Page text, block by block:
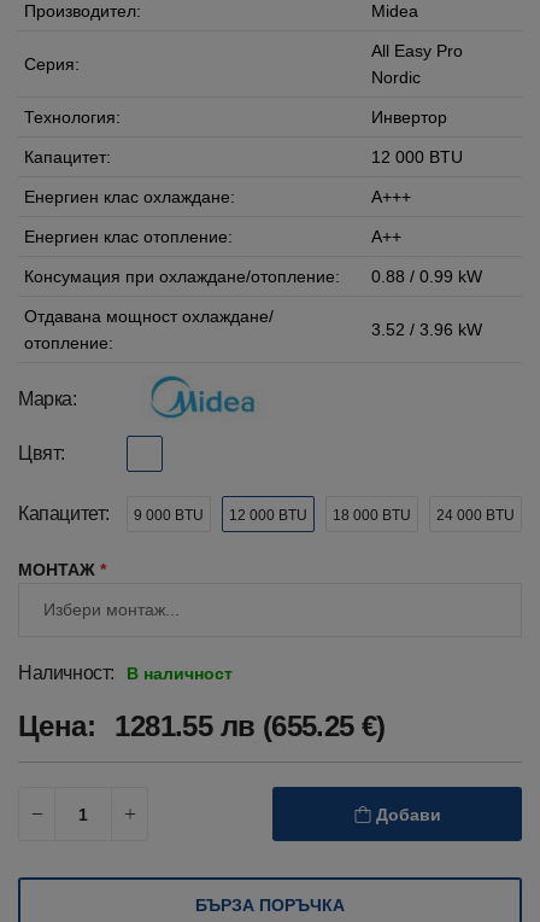
Производител: Midea
Серия:
All Easy Pro
Nordic
Технология: Инвертор
Капацитет: 12 000 BTU
Енергиен клас охлаждане: A+++
Енергиен клас отопление: A++
Консумация при охлаждане/отопление: 0.88 / 0.99 kW
Отдавана мощност охлаждане/
отопление:
3.52 / 3.96 kW
Марка:
Цвят:
Капацитет: 9 000 BTU 12 000 BTU 18 000 BTU 24 000 BTU
МОНТАЖ *
Наличност: В наличност
Цена: 1281.55 лв (655.25 €)
Добави
БЪРЗА ПОРЪЧКА